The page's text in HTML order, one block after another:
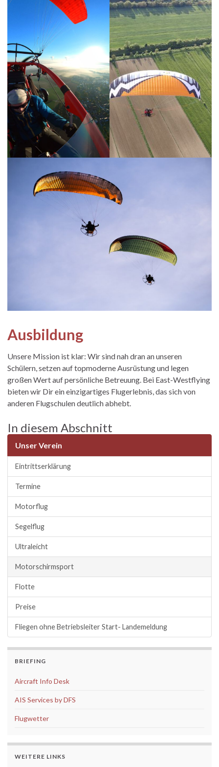
Ausbildung
Unsere Mission ist klar: Wir sind nah dran an unseren
Schülern, setzen auf topmoderne Ausrüstung und legen
großen Wert auf persönliche Betreuung. Bei East-Westflying
bieten wir Dir ein einzigartiges Flugerlebnis, das sich von
anderen Flugschulen deutlich abhebt.
In diesem Abschnitt
Unser Verein
Eintrittserklärung
Termine
Motorflug
Segelflug
Ultraleicht
Motorschirmsport
Flotte
Preise
Fliegen ohne Betriebsleiter Start- Landemeldung
BRIEFING
Aircraft Info Desk
AIS Services by DFS
Flugwetter
WEITERE LINKS